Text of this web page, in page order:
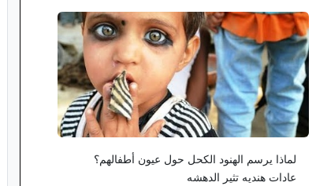
لماذا یرسم الهنود الکحل حول عیون أطفالهم؟
عادات هندیه تثیر الدهشه